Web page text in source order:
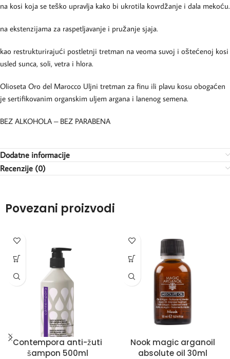
na kosi koja se teško upravlja kako bi ukrotila kovrdžanje i dala mekoću.
na ekstenzijama za raspetljavanje i pružanje sjaja.
kao restrukturirajući postletnji tretman na veoma suvoj i oštećenoj kosi
usled sunca, soli, vetra i hlora.
Olioseta Oro del Marocco Uljni tretman za finu ili plavu kosu obogaćen
je sertifikovanim organskim uljem argana i lanenog semena.
BEZ ALKOHOLA – BEZ PARABENA
Dodatne informacije
Recenzije (0)
Povezani proizvodi
Contempora anti-žuti
šampon 500ml
Nook magic arganoil
absolute oil 30ml